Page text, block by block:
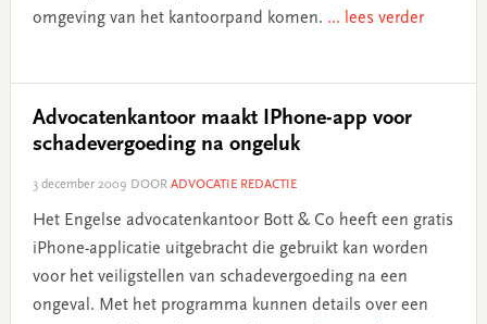
omgeving van het kantoorpand komen. ... lees verder
Advocatenkantoor maakt IPhone-app voor
schadevergoeding na ongeluk
3 december 2009 DOOR ADVOCATIE REDACTIE
Het Engelse advocatenkantoor Bott & Co heeft een gratis
iPhone-applicatie uitgebracht die gebruikt kan worden
voor het veiligstellen van schadevergoeding na een
ongeval. Met het programma kunnen details over een